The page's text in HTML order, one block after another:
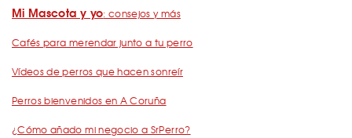
Mi Mascota y yo: consejos y más
Cafés para merendar junto a tu perro
Vídeos de perros que hacen sonreír
Perros bienvenidos en A Coruña
¿Cómo añado mi negocio a SrPerro?